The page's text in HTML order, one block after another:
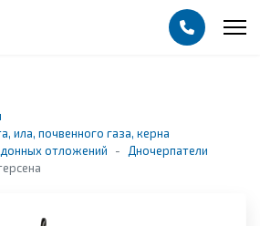
ила, почвенного газа, керна
отложений
Дночерпатели